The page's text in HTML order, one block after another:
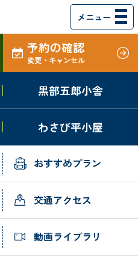
メニュー
はじめての方へ
おすすめプラン
ルート案内
交通アクセス
動画ライブラリ
よくある質問
各小屋の現地電話
予約の確認
変更・キャンセル
黒部五郎小舎
わさび平小屋
おすすめプラン
交通アクセス
動画ライブラリ